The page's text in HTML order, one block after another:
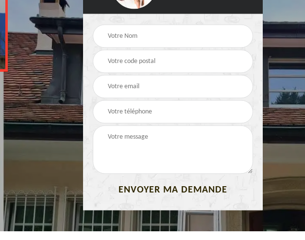
Devis changement de
tuile Suisse
Rehaussement de
Devis fuite de toiture
Suisse